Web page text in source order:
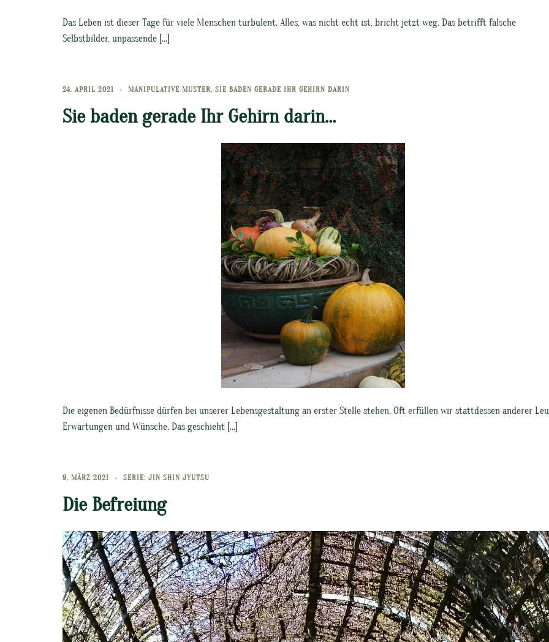
Das Leben ist dieser Tage für viele Menschen turbulent. Alles, was nicht echt ist, bricht jetzt weg. Das betrifft falsche
Selbstbilder, unpassende […]
24. APRIL 2021 MANIPULATIVE MUSTER, SIE BADEN GERADE IHR GEHIRN DARIN
Sie baden gerade Ihr Gehirn darin…
Die eigenen Bedürfnisse dürfen bei unserer Lebensgestaltung an erster Stelle stehen. Oft erfüllen wir stattdessen anderer
Erwartungen und Wünsche. Das geschieht […]
9. MÄRZ 2021 SERIE: JIN SHIN JYUTSU
Die Befreiung